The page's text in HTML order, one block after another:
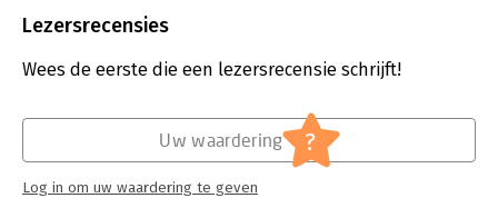
Uitgever:
Verschijningsdatum:
4-2-2021
Lezersrecensies
Wees de eerste die een lezersrecensie schrijft!
Uw waardering ?
Log in om uw waardering te geven